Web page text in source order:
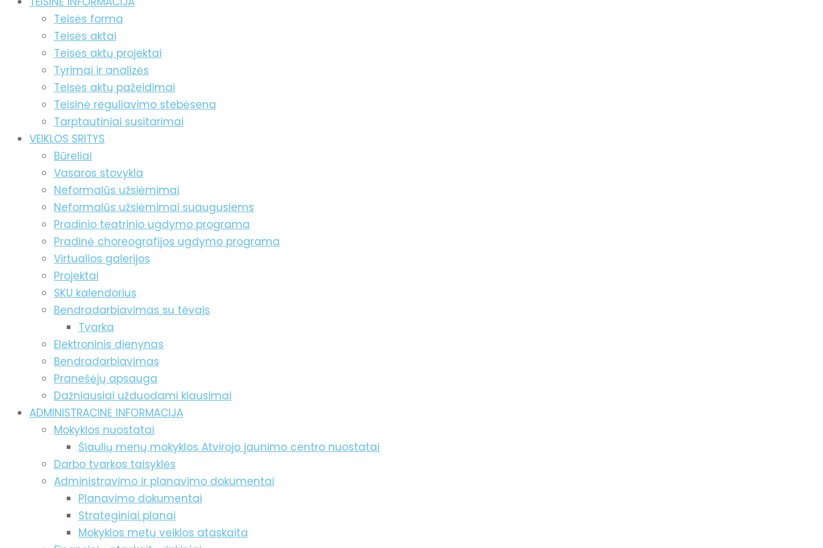
Teisės forma
Teisės aktai
Teisės aktų projektai
Tyrimai ir analizės
Teisės aktų pažeidimai
Teisinė reguliavimo stebėsena
Tarptautiniai susitarimai
VEIKLOS SRITYS
Būreliai
Vasaros stovykla
Neformalūs užsiėmimai
Neformalūs užsiėmimai suaugusiems
Pradinio teatrinio ugdymo programa
Pradinė choreografijos ugdymo programa
Virtualios galerijos
Projektai
SKU kalendorius
Bendradarbiavimas su tėvais
Tvarka
Elektroninis dienynas
Bendradarbiavimas
Pranešėjų apsauga
Dažniausiai užduodami klausimai
ADMINISTRACINĖ INFORMACIJA
Mokyklos nuostatai
Šiaulių menų mokyklos Atvirojo jaunimo centro nuostatai
Darbo tvarkos taisyklės
Administravimo ir planavimo dokumentai
Planavimo dokumentai
Strateginiai planai
Mokyklos metų veiklos ataskaita